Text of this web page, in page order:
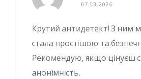
07.03.2026
Крутий антидетект! З ним
стала простішою та
Рекомендую, якщо цінуєш
анонімність.